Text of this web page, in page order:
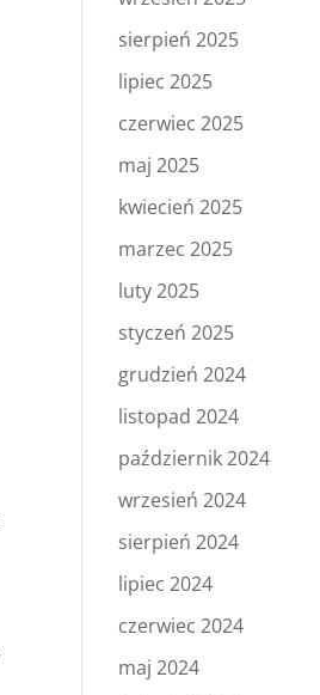
sierpień 2025
lipiec 2025
czerwiec 2025
maj 2025
kwiecień 2025
marzec 2025
luty 2025
styczeń 2025
grudzień 2024
listopad 2024
październik 2024
wrzesień 2024
sierpień 2024
lipiec 2024
czerwiec 2024
maj 2024